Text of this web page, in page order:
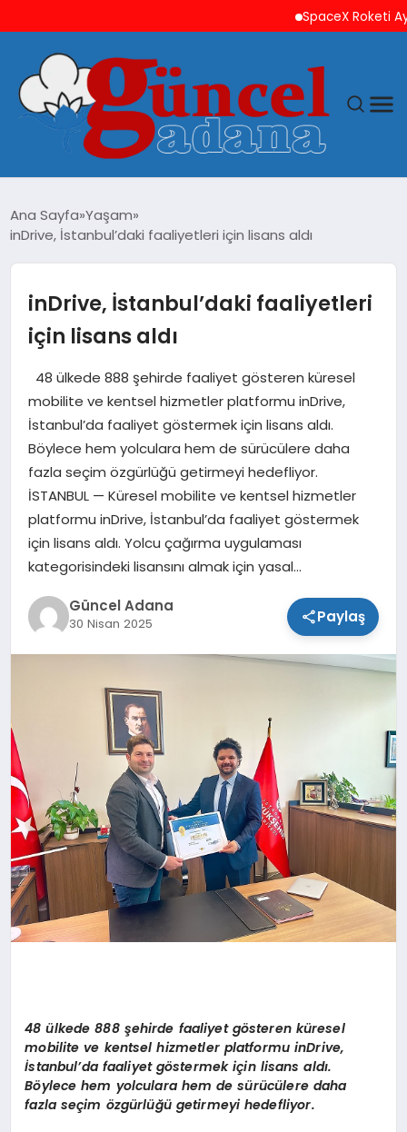
SpaceX Roketi Ay’a
GÜNCEL
YAŞAM
MAGAZIN
TEKNOLOJI
Ana Sayfa Yaşam
inDrive, İstanbul’daki faaliyetleri için lisans aldı
inDrive, İstanbul’daki faaliyetleri
için lisans aldı
48 ülkede 888 şehirde faaliyet gösteren küresel
mobilite ve kentsel hizmetler platformu inDrive,
İstanbul’da faaliyet göstermek için lisans aldı.
Böylece hem yolculara hem de sürücülere daha
fazla seçim özgürlüğü getirmeyi hedefliyor.
İSTANBUL — Küresel mobilite ve kentsel hizmetler
platformu inDrive, İstanbul’da faaliyet göstermek
için lisans aldı. Yolcu çağırma uygulaması
kategorisindeki lisansını almak için yasal…
Güncel Adana
30 Nisan 2025 Paylaş
48 ülkede 888 şehirde faaliyet gösteren küresel
mobilite ve kentsel hizmetler platformu inDrive,
İstanbul’da faaliyet göstermek için lisans aldı.
Böylece hem yolculara hem de sürücülere daha
fazla seçim özgürlüğü getirmeyi hedefliyor.